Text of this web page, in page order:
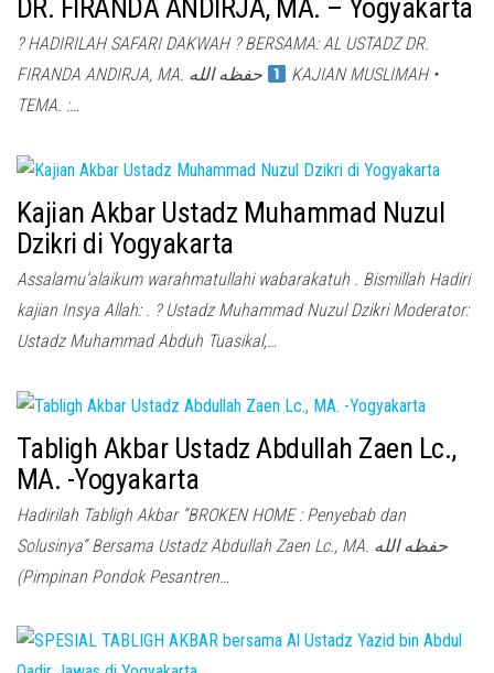
DR. FIRANDA ANDIRJA, MA. – Yogyakarta
? HADIRILAH SAFARI DAKWAH ? BERSAMA: AL USTADZ DR.
KAJIAN MUSLIMAH •
TEMA. :…
Kajian Akbar Ustadz Muhammad Nuzul
Dzikri di Yogyakarta
Assalamu’alaikum warahmatullahi wabarakatuh . Bismillah Hadiri
kajian Insya Allah: . ? Ustadz Muhammad Nuzul Dzikri Moderator:
Ustadz Muhammad Abduh Tuasikal,…
Tabligh Akbar Ustadz Abdullah Zaen Lc.,
MA. -Yogyakarta
Hadirilah Tabligh Akbar ”BROKEN HOME : Penyebab dan
Solusinya” Bersama Ustadz Abdullah Zaen Lc., MA. حفظه الله
(Pimpinan Pondok Pesantren…